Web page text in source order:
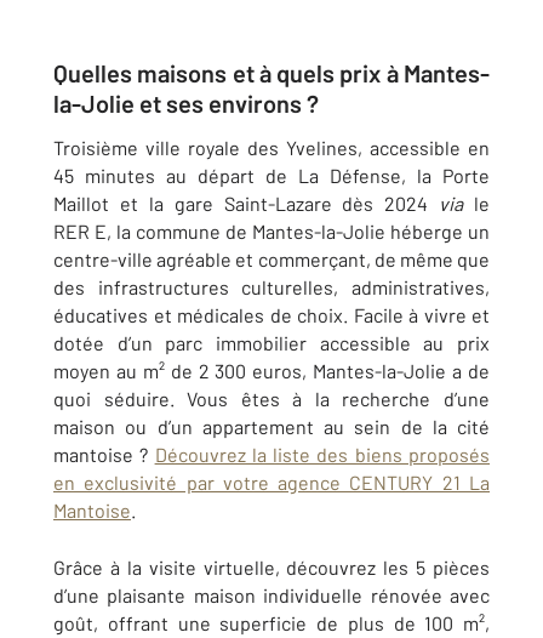
Quelles maisons et à quels prix à Mantes-
la-Jolie et ses environs ?
Troisième ville royale des Yvelines, accessible en
45 minutes au départ de La Défense, la Porte
Maillot et la gare Saint-Lazare dès 2024 viale
RER E, la commune de Mantes-la-Jolie héberge un
centre-ville agréable et commerçant, de même que
des infrastructures culturelles, administratives,
éducatives et médicales de choix. Facile à vivre et
dotée d’un parc immobilier accessible au prix
moyen au m² de 2 300 euros, Mantes-la-Jolie a de
quoi séduire. Vous êtes à la recherche d’une
maison ou d’un appartement au sein de la cité
mantoise ? Découvrez la liste des biens proposés
en exclusivité par votre agence CENTURY 21 La
Mantoise.
Grâce à la visite virtuelle, découvrez les 5 pièces
d’une plaisante maison individuelle rénovée avec
goût, offrant une superficie de plus de 100 m²,